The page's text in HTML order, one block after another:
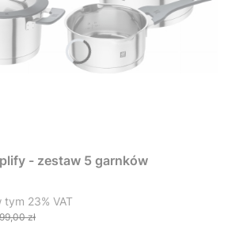
- zestaw 5 garnków
brutto
tym %s VAT
tym 23% VAT
zł